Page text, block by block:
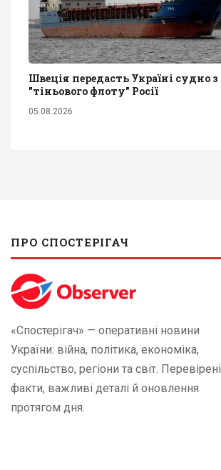
Швеція передасть Україні судно з
"тіньового флоту" Росії
05.08.2026
ПРО СПОСТЕРІГАЧ
«Спостерігач» — оперативні новини
України: війна, політика, економіка,
суспільство, регіони та світ. Перевірені
факти, важливі деталі й оновлення
протягом дня.